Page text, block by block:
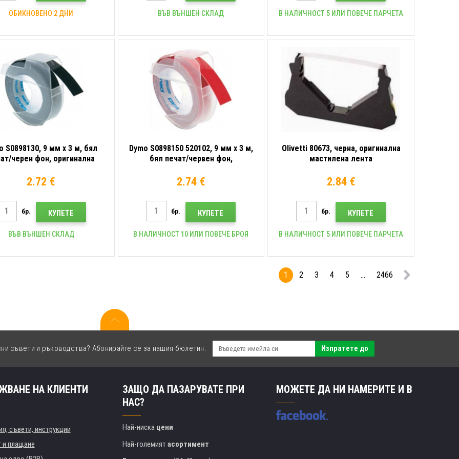
ОБИКНОВЕНО 2 ДНИ ВЪВ ВЪНШЕН СКЛАД В НАЛИЧНОСТ 5 ИЛИ ПОВЕЧЕ ПАРЧЕТА
S0898130, 9 мм x 3 м, бял
черен фон, оригинална
2.72 €
бр. КУПЕТЕ
ВЪВ ВЪНШЕН СКЛАД
Dymo S0898150 520102, 9 мм x 3 м,
бял печат/червен фон,
2.74 €
бр. КУПЕТЕ
В НАЛИЧНОСТ 10 ИЛИ ПОВЕЧЕ БРОЯ
Olivetti 80673, черна, оригинална
мастилена лента
2.84 €
бр. КУПЕТЕ
В НАЛИЧНОСТ 5 ИЛИ ПОВЕЧЕ ПАРЧЕТА
1 2 3 4 5 ... 2466
съвети и ръководства? Абонирайте се за нашия бюлетин. Изпратете до
НА КЛИЕНТИ
съвети, инструкции
и плащане
ЗАЩО ДА ПАЗАРУВАТЕ ПРИ
НАС?
Най-ниска цени
Най-големиятасортимент
МОЖЕТЕ ДА НИ НАМЕРИТЕ И В